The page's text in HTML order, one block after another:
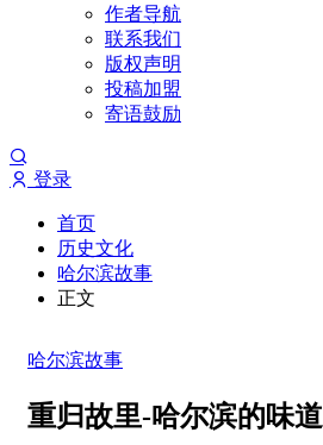
作者导航
联系我们
版权声明
投稿加盟
寄语鼓励
登录
首页
历史文化
哈尔滨故事
正文
哈尔滨故事
重归故里-哈尔滨的味道